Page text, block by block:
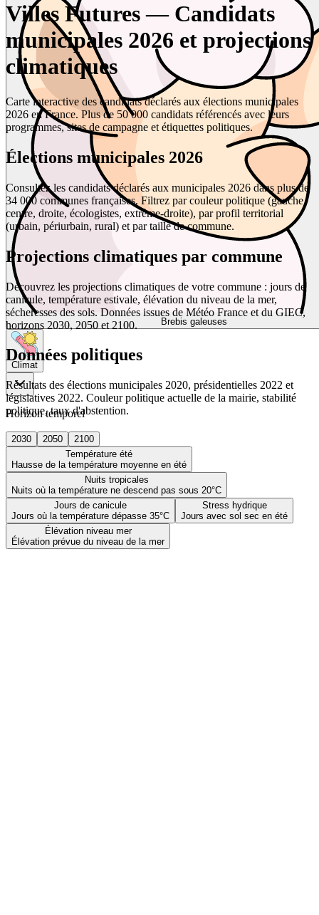
Brebis galeuses
Climat
Horizon temporel
2030 2050
2100
Température été
Hausse de la température moyenne en été
Nuits tropicales
Nuits où la température ne descend pas sous 20°C
Jours de canicule
Jours où la température dépasse 35°C
Stress hydrique
Jours avec sol sec en été
Élévation niveau mer
Élévation prévue du niveau de la mer
Villes Futures — Candidats
municipales 2026 et projections
climatiques
Carte interactive des candidats déclarés aux élections municipales
2026 en France. Plus de 50 000 candidats référencés avec leurs
programmes, sites de campagne et étiquettes politiques.
Élections municipales 2026
Consultez les candidats déclarés aux municipales 2026 dans plus de
34 000 communes françaises. Filtrez par couleur politique (gauche,
centre, droite, écologistes, extrême-droite), par profil territorial
(urbain, périurbain, rural) et par taille de commune.
Projections climatiques par commune
Découvrez les projections climatiques de votre commune : jours de
canicule, température estivale, élévation du niveau de la mer,
sécheresses des sols. Données issues de Météo France et du GIEC,
horizons 2030, 2050 et 2100.
Données politiques
Résultats des élections municipales 2020, présidentielles 2022 et
législatives 2022. Couleur politique actuelle de la mairie, stabilité
politique, taux d'abstention.